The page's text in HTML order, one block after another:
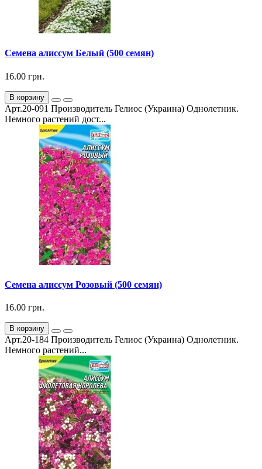
Семена алиссум Белый (500 семян)
16.00 грн.
В корзину
Арт.20-091 Производитель Гелиос (Украина) Однолетник.
Немного растений дост...
Семена алиссум Розовый (500 семян)
16.00 грн.
В корзину
Арт.20-184 Производитель Гелиос (Украина) Однолетник.
Немного растений...